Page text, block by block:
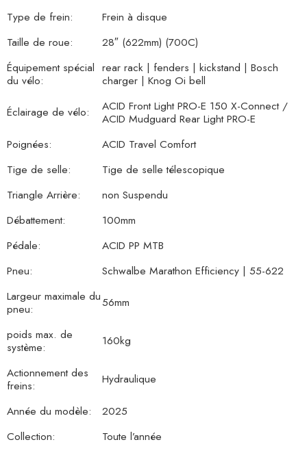
Type de frein:
Frein à disque
Taille de roue:
28″ (622mm) (700C)
Équipement spécial
du vélo:
rear rack | fenders | kickstand | Bosch
charger | Knog Oi bell
Éclairage de vélo:
ACID Front Light PRO-E 150 X-Connect /
ACID Mudguard Rear Light PRO-E
Poignées:
ACID Travel Comfort
Tige de selle:
Tige de selle télescopique
Triangle Arrière:
non Suspendu
Débattement:
100mm
Pédale:
ACID PP MTB
Pneu:
Schwalbe Marathon Efficiency | 55-622
Largeur maximale du
pneu:
56mm
poids max. de
système:
160kg
Actionnement des
freins:
Hydraulique
Année du modèle:
2025
Collection:
Toute l’année